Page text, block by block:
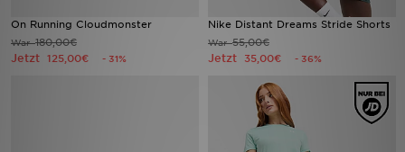
On Running Cloudmonster
War180,00€
Jetzt 125,00€ - 31%
Nike Distant Dreams Stride Shorts
War55,00€
Jetzt 35,00€ - 36%
Meine Nachrichten